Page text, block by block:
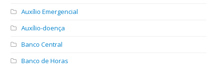
Auxílio Emergencial
Auxílio-doença
Banco Central
Banco de Horas